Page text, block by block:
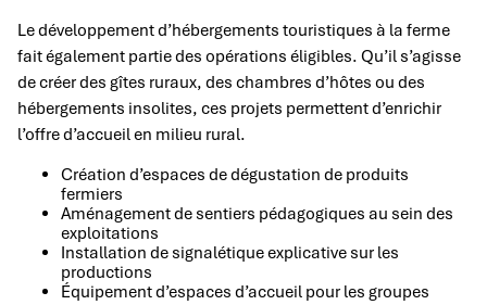
Le développement d’hébergements touristiques à la ferme
fait également partie des opérations éligibles. Qu’il s’agisse
de créer des gîtes ruraux, des chambres d’hôtes ou des
hébergements insolites, ces projets permettent d’enrichir
l’offre d’accueil en milieu rural.
Création d’espaces de dégustation de produits
fermiers
Aménagement de sentiers pédagogiques au sein des
exploitations
Installation de signalétique explicative sur les
productions
Équipement d’espaces d’accueil pour les groupes